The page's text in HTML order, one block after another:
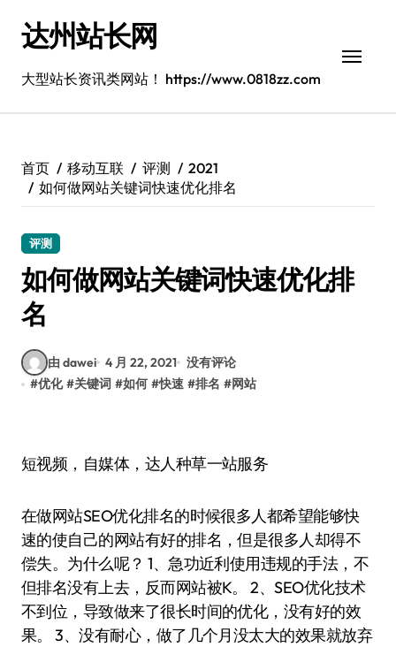
达州站长网
大型站长资讯类网站！ https://www.0818zz.com
首页 移动互联 评测
2021
如何做网站关键词快速优化排名
评测
如何做网站关键词快速优化排
名
由 dawei 4 月 22, 2021 没有评论
#优化 #关键词 #如何 #快速 #排名 #网站
短视频，自媒体，达人种草一站服务
在做网站SEO优化排名的时候很多人都希望能够快
速的使自己的网站有好的排名，但是很多人却得不
偿失。为什么呢？ 1、急功近利使用违规的手法，不
但排名没有上去，反而网站被K。 2、SEO优化技术
不到位，导致做来了很长时间的优化，没有好的效
果。 3、没有耐心，做了几个月没太大的效果就放弃